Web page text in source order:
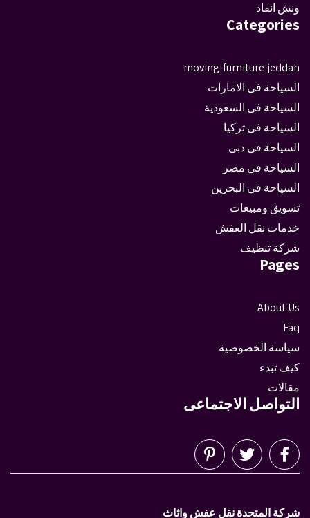
ونش انقاذ
Categories
moving-furniture-jeddah
السياحة فى الامارات
السياحة فى السعودية
السياحة فى تركيا
السياحة فى دبى
السياحة فى مصر
السياحة في البحرين
تسويق ومبيعات
خدمات نقل العفش
شركة تنظيف
Pages
About Us
Faq
سياسة الخصوصية
كيف تبدء
مقالات
التواصل الاجتماعى
شركة المتحدة نقل عفش واثاث